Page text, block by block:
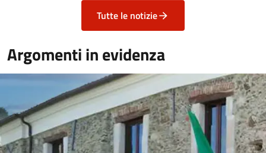
Tutte le notizie
Argomenti in evidenza